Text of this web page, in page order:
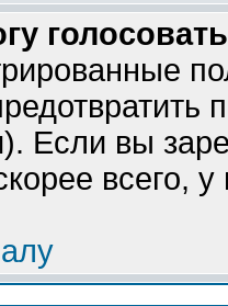
Если вы
всего,